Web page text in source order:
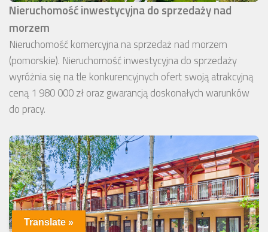
Nieruchomość inwestycyjna do sprzedaży nad
morzem
Nieruchomość komercyjna na sprzedaż nad morzem
(pomorskie). Nieruchomość inwestycyjna do sprzedaży
wyróżnia się na tle konkurencyjnych ofert swoją atrakcyjną
ceną 1 980 000 zł oraz gwarancją doskonałych warunków
do pracy.
Translate »